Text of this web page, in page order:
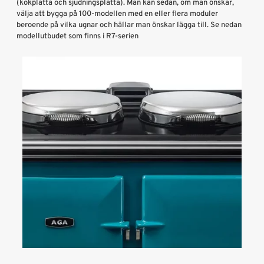
(kokplatta och sjudningsplatta). Man kan sedan, om man önskar,
välja att bygga på 100-modellen med en eller flera moduler
beroende på vilka ugnar och hällar man önskar lägga till. Se nedan
modellutbudet som finns i R7-serien